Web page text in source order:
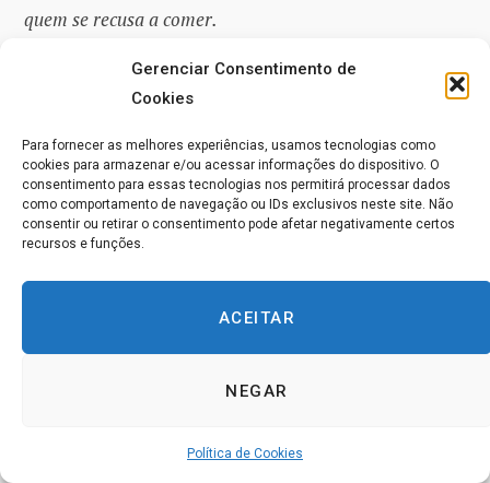
Gerenciar Consentimento de
Cookies
Para fornecer as melhores experiências, usamos tecnologias como
cookies para armazenar e/ou acessar informações do dispositivo. O
consentimento para essas tecnologias nos permitirá processar dados
como comportamento de navegação ou IDs exclusivos neste site. Não
consentir ou retirar o consentimento pode afetar negativamente certos
recursos e funções.
ACEITAR
NEGAR
Política de Cookies
quem se recusa a comer.
Em segundo lugar, as palavras indicam que TEM QUE
concentração profunda nas ideias enquanto elas são
carregadas com a força da “vontade” e preparadas para
serem usadas como sugestões. A raiz da palavra (mana)
nomeia a força vital básica, tão necessária para a
formação de estruturas de pensamento e cargas de
significados, para evitar que uma se perdesse ou que os